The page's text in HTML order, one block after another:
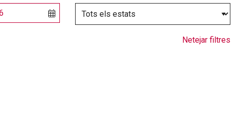
Netejar filtres